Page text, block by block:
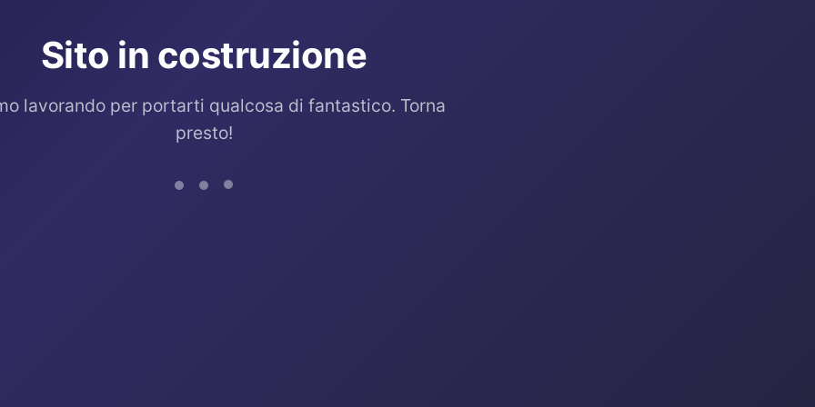
Sito in costruzione
lavorando per portarti qualcosa di fantastico. Torna
presto!